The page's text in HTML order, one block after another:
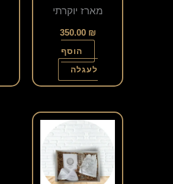
מארז יוקרתי
350.00 ₪
הוסף
לעגלה